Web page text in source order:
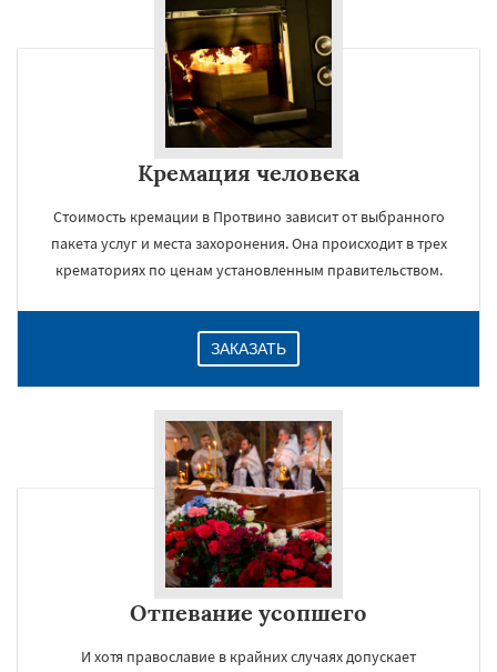
Кремация человека
Стоимость кремации в Протвино зависит от выбранного
пакета услуг и места захоронения. Она происходит в трех
крематориях по ценам установленным правительством.
ЗАКАЗАТЬ
Отпевание усопшего
И хотя православие в крайних случаях допускает